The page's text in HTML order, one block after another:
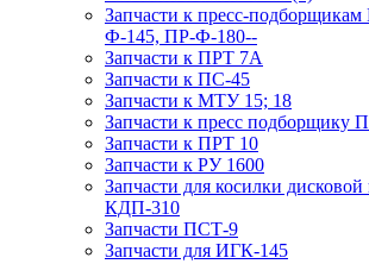
Запчасти к пресс-
Ф-145, ПР-Ф-180--
Запчасти к ПРТ 7А
Запчасти к ПС-45
Запчасти к МТУ 15; 18
Запчасти к пресс подборщику
Запчасти к ПРТ 10
Запчасти к РУ 1600
Запчасти для косилки
КДП-310
Запчасти ПСТ-9
Запчасти для ИГК-145